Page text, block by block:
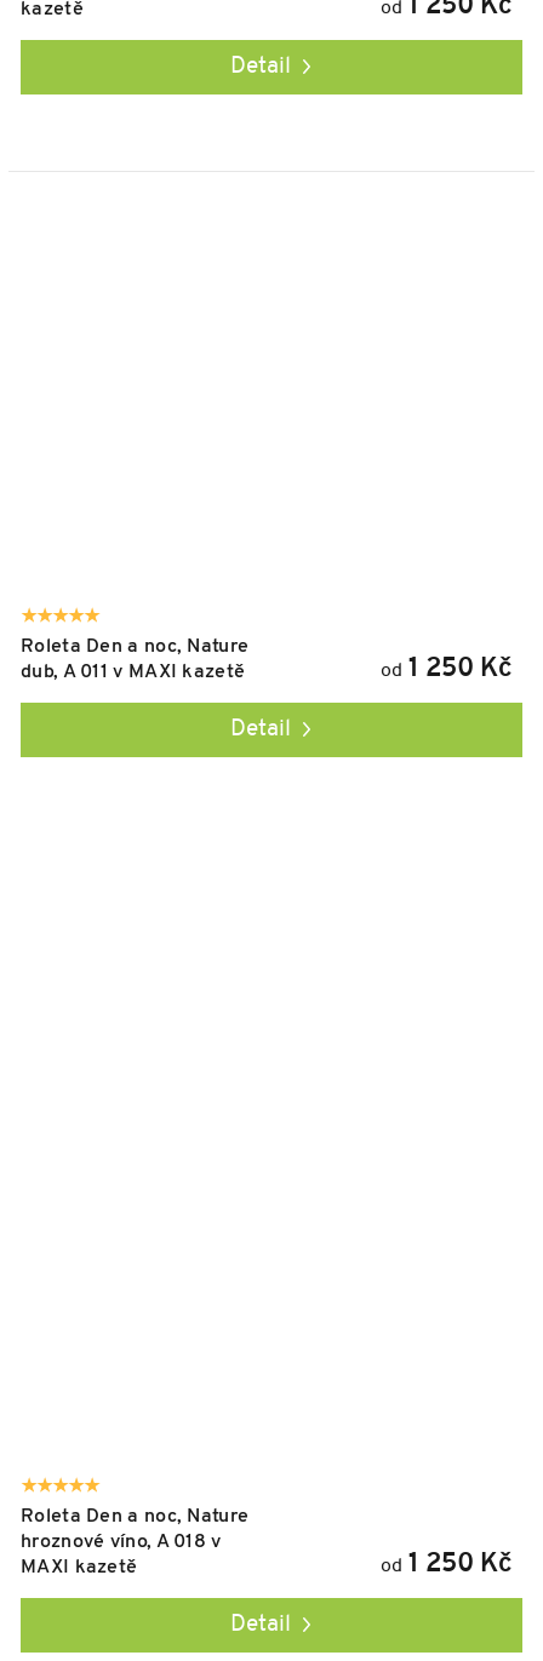
kazetě od 1 250 Kč
Detail
Roleta Den a noc, Nature
dub, A 011 v MAXI kazetě
od 1 250 Kč
Detail
Roleta Den a noc, Nature
hroznové víno, A 018 v
MAXI kazetě
od 1 250 Kč
Detail